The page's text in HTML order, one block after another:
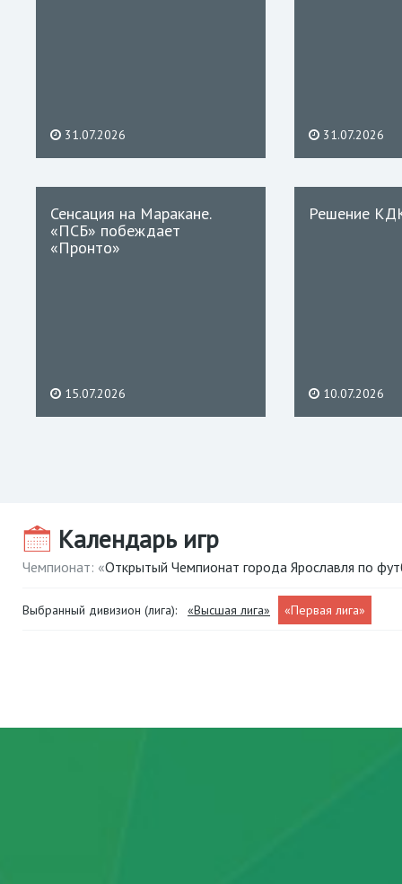
31.07.2026 31.07.2026
Сенсация на Маракане.
«ПСБ» побеждает
«Пронто»
15.07.2026
Решение
10.07.2026
Календарь игр
Чемпионат: «Открытый Чемпионат города Ярославля по
Выбранный дивизион (лига): «Высшая лига» «Первая лига»